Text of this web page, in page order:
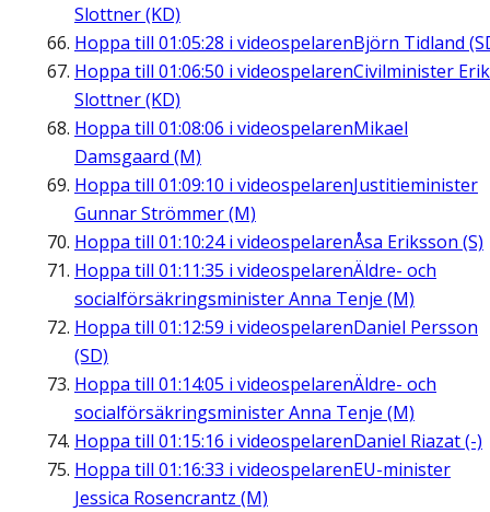
Slottner (KD)
Hoppa till 01:05:28 i videospelarenBjörn Tidland
Hoppa till 01:06:50 i videospelarenCivilminister Erik
Slottner (KD)
Hoppa till 01:08:06 i videospelarenMikael
Damsgaard (M)
Hoppa till 01:09:10 i videospelarenJustitieminister
Gunnar Strömmer (M)
Hoppa till 01:10:24i videospelarenÅsa Eriksson (S)
Hoppa till 01:11:35 i videospelarenÄldre- och
socialförsäkringsminister Anna Tenje (M)
Hoppa till 01:12:59 i videospelarenDaniel Persson
(SD)
Hoppa till 01:14:05 i videospelarenÄldre- och
socialförsäkringsminister Anna Tenje (M)
Hoppa till 01:15:16 i videospelarenDaniel Riazat (-)
Hoppa till 01:16:33 i videospelarenEU-minister
Jessica Rosencrantz (M)